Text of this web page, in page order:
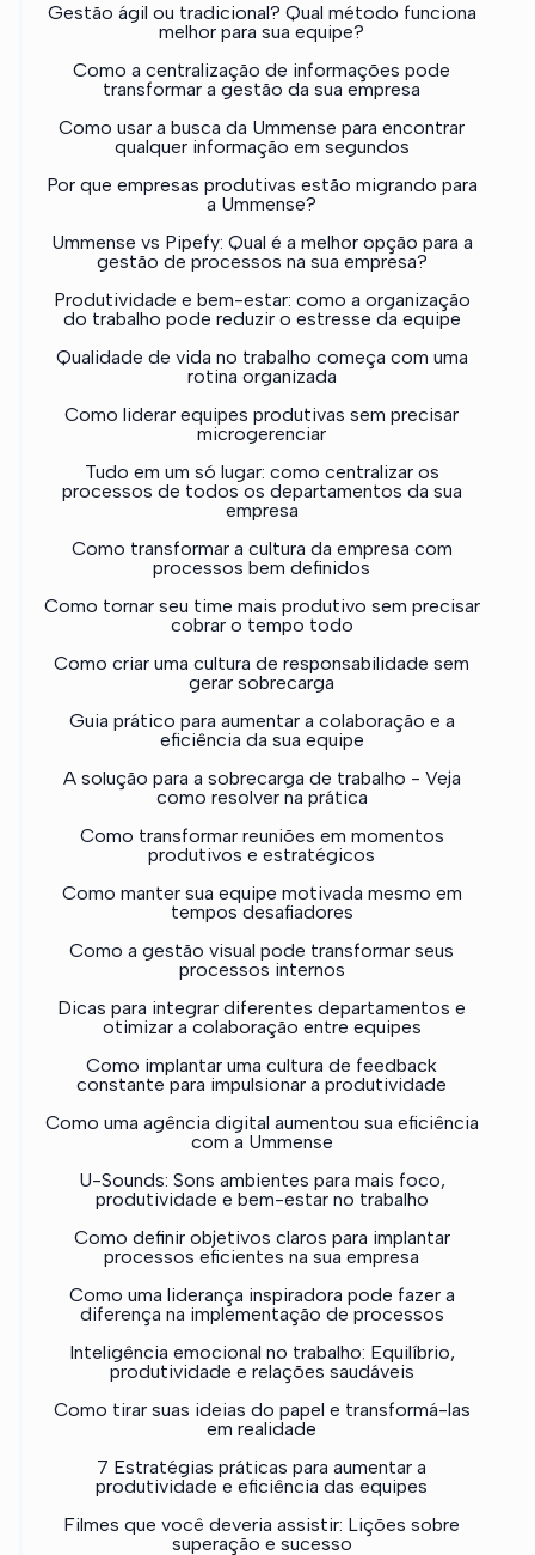
Gestão ágil ou tradicional? Qual método funciona
melhor para sua equipe?
Como a centralização de informações pode
transformar a gestão da sua empresa
Como usar a busca da Ummense para encontrar
qualquer informação em segundos
Por que empresas produtivas estão migrando para
a Ummense?
Ummense vs Pipefy: Qual é a melhor opção para a
gestão de processos na sua empresa?
Produtividade e bem-estar: como a organização
do trabalho pode reduzir o estresse da equipe
Qualidade de vida no trabalho começa com uma
rotina organizada
Como liderar equipes produtivas sem precisar
microgerenciar
Tudo em um só lugar: como centralizar os
processos de todos os departamentos da sua
empresa
Como transformar a cultura da empresa com
processos bem definidos
Como tornar seu time mais produtivo sem precisar
cobrar o tempo todo
Como criar uma cultura de responsabilidade sem
gerar sobrecarga
Guia prático para aumentar a colaboração e a
eficiência da sua equipe
A solução para a sobrecarga de trabalho - Veja
como resolver na prática
Como transformar reuniões em momentos
produtivos e estratégicos
Como manter sua equipe motivada mesmo em
tempos desafiadores
Como a gestão visual pode transformar seus
processos internos
Dicas para integrar diferentes departamentos e
otimizar a colaboração entre equipes
Como implantar uma cultura de feedback
constante para impulsionar a produtividade
Como uma agência digital aumentou sua eficiência
com a Ummense
U-Sounds: Sons ambientes para mais foco,
produtividade e bem-estar no trabalho
Como definir objetivos claros para implantar
processos eficientes na sua empresa
Como uma liderança inspiradora pode fazer a
diferença na implementação de processos
Inteligência emocional no trabalho: Equilíbrio,
produtividade e relações saudáveis
Como tirar suas ideias do papel e transformá-las
em realidade
7 Estratégias práticas para aumentar a
produtividade e eficiência das equipes
Filmes que você deveria assistir: Lições sobre
superação e sucesso